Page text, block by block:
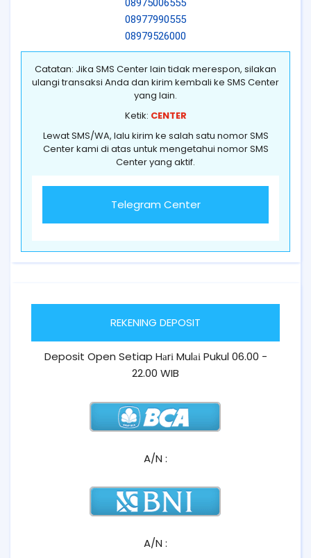
08975006555
08977990555
08979526000
Catatan: Jika SMS Center lain tidak merespon, silakan
ulangi transaksi Anda dan kirim kembali ke SMS Center
yang lain.
Ketik: CENTER
Lewat SMS/WA, lalu kirim ke salah satu nomor SMS
Center kami di atas untuk mengetahui nomor SMS
Center yang aktif.
Telegram Center
REKENING DEPOSIT
Deposit Open Setiap Hаrі Mulаі Pukul 06.00 -
22.00 WIB
A/N :
A/N :